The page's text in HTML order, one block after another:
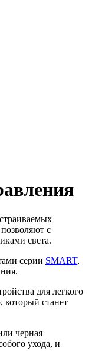
с
света.
серии SMART,
для легкого
который станет
черная
ухода, и